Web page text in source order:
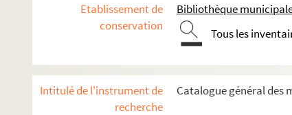
Etablissement de
conservation
Bibliothèque
Tous les
Intitulé de l'instrument de
recherche
Catalogue général des
Ms Chiflet 182. « Repertorium Julii Chifletii, Balernae
Ms Chiflet 183. « Lecture spirituelle », par Jules Chiflet,
Ms Chiflet 185. Nobiliaire de Franche-Comté, par Jules
Ms Chiflet 186. Armorial des Pays-Bas, par Jules Chiflet